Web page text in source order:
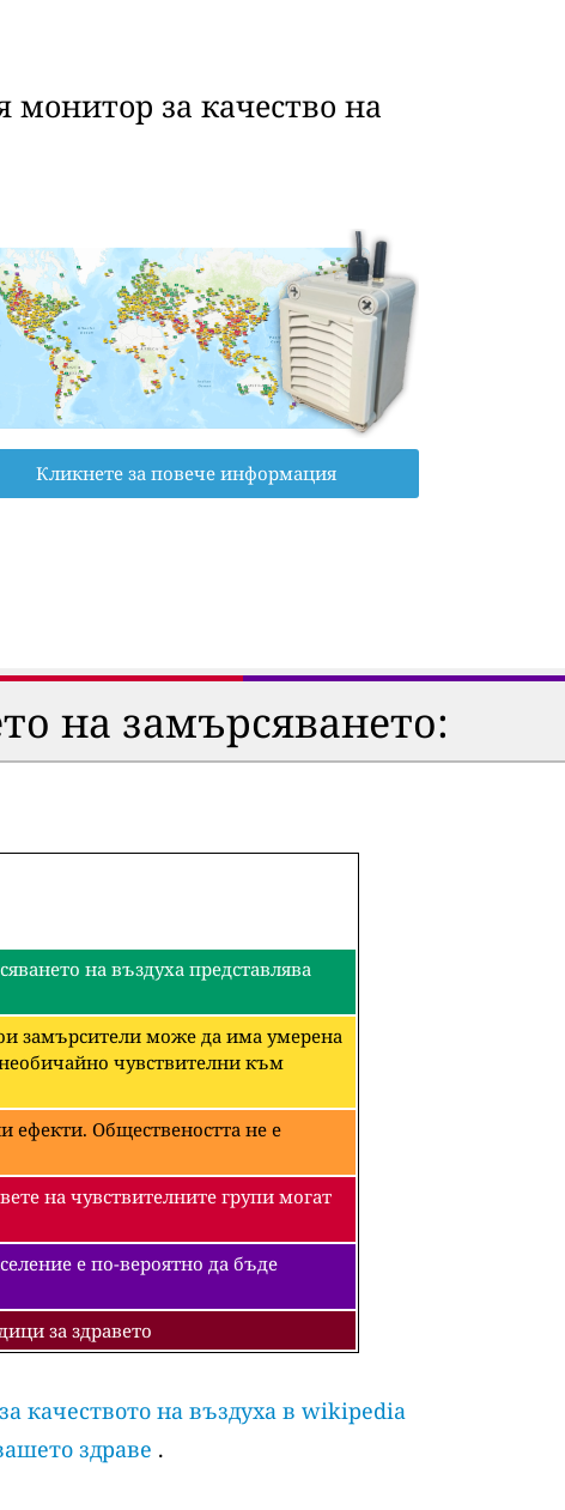
монитор за качество на
Кликнете за повече информация
на замърсяването:
на въздуха представлява
замърсители може да има умерена
чувствителни към
ефекти. Обществеността не е
на чувствителните групи могат
е по-вероятно да бъде
за здравето
качеството на въздуха в wikipedia
здраве .